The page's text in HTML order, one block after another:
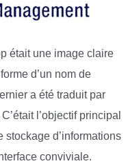
était une image claire
d’un nom de
a été traduit par
l’objectif principal
stockage d’informations
conviviale.